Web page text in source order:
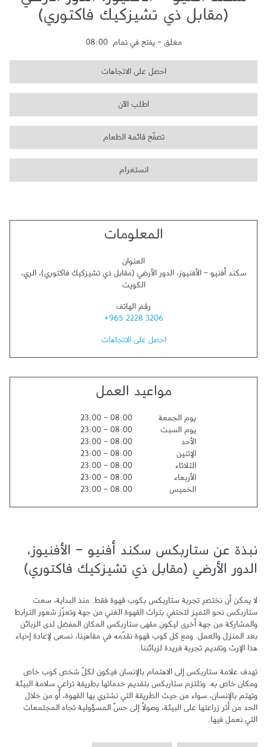
(مقابل ذي تشيزكيك فاكتوري)
مغلق - يفتح في تمام 08:00
احصل على الاتجاهات
اطلب الآن
تصفّح قائمة الطعام
انستغرام
المعلومات
العنوان
سكند أفنيو - الأفنيوز، الدور الأرضي (مقابل ذي تشيزكيك فاكتوري)، الري،
الكويت
رقم الهاتف
+965 2228 3206
احصل على الاتجاهات
مواعيد العمل
يوم الجمعة 08:00
-
23:00
يوم السبت
08:00
-
23:00
الأحد
08:00
-
23:00
الإثنين
08:00
-
23:00
الثلاثاء
08:00
-
23:00
الأربعاء
08:00
-
23:00
الخميس
08:00
-
23:00
نبذة عن ستاربكس سكند أفنيو - الأفنيوز،
الدور الأرضي (مقابل ذي تشيزكيك فاكتوري)
التي نعمل فيها.